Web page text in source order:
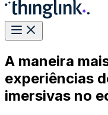
A maneira
experiências
imersivas no